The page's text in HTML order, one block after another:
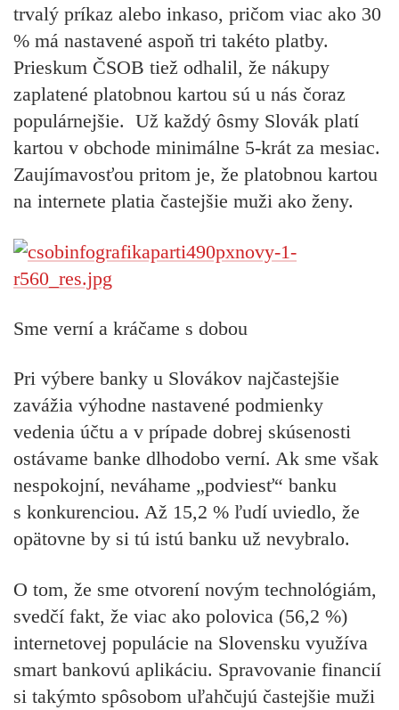
trvalý príkaz alebo inkaso, pričom viac ako 30
% má nastavené aspoň tri takéto platby.
Prieskum ČSOB tiež odhalil, že nákupy
zaplatené platobnou kartou sú u nás čoraz
populárnejšie. Už každý ôsmy Slovák platí
kartou v obchode minimálne 5-krát za mesiac.
Zaujímavosťou pritom je, že platobnou kartou
na internete platia častejšie muži ako ženy.
Sme verní a kráčame s dobou
Pri výbere banky u Slovákov najčastejšie
zavážia výhodne nastavené podmienky
vedenia účtu a v prípade dobrej skúsenosti
ostávame banke dlhodobo verní. Ak sme však
nespokojní, neváhame „podviesť“ banku
s konkurenciou. Až 15,2 % ľudí uviedlo, že
opätovne by si tú istú banku už nevybralo.
O tom, že sme otvorení novým technológiám,
svedčí fakt, že viac ako polovica (56,2 %)
internetovej populácie na Slovensku využíva
smart bankovú aplikáciu. Spravovanie financií
si takýmto spôsobom uľahčujú častejšie muži